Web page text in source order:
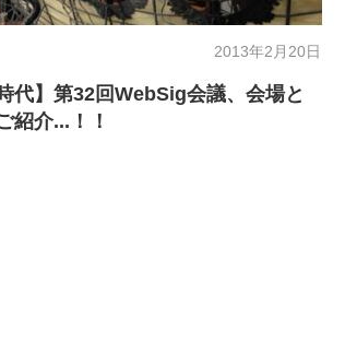
2013年2月20日
代】第32回WebSig会議、会場と
紹介...！！